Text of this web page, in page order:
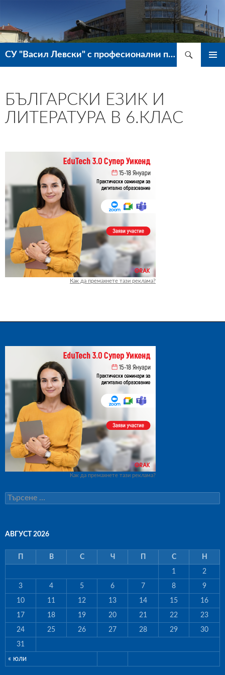
СУ "Васил Левски" с професионални паралелки – гр. Ветово
Търсене
БЪЛГАРСКИ ЕЗИК И
ЛИТЕРАТУРА В 6.КЛАС
Как да премахнете тази реклама?
Как да премахнете тази реклама?
Т
ъ
е
е
:
АВГУСТ 2026
В С Ч С Н
« юли
1 2
3 4 5 6 7 8 9
10 11 12 13 14 15 16
17 18 19 20 21 22 23
24 25 26 27 28 29 30
31